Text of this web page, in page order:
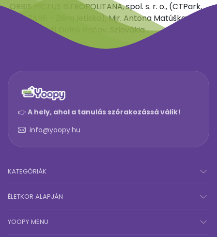
ORBIS PICTUS ISTROPOLITANA, spol. s. r. o., (CTPark,
hala ZAR6 - Žilina letisko), Mjr. Antona Matúška
511/32, 013 41 Dolný Hričov, Szlovákia
👉A hely, ahol a tanulás szórakozássá válik!
info@yoopy.hu
KATEGÓRIÁK
ÉLETKOR ALAPJÁN
YOOPY MENU